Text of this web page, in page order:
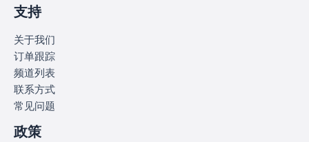
支持
关于我们
订单跟踪
频道列表
联系方式
常见问题
政策